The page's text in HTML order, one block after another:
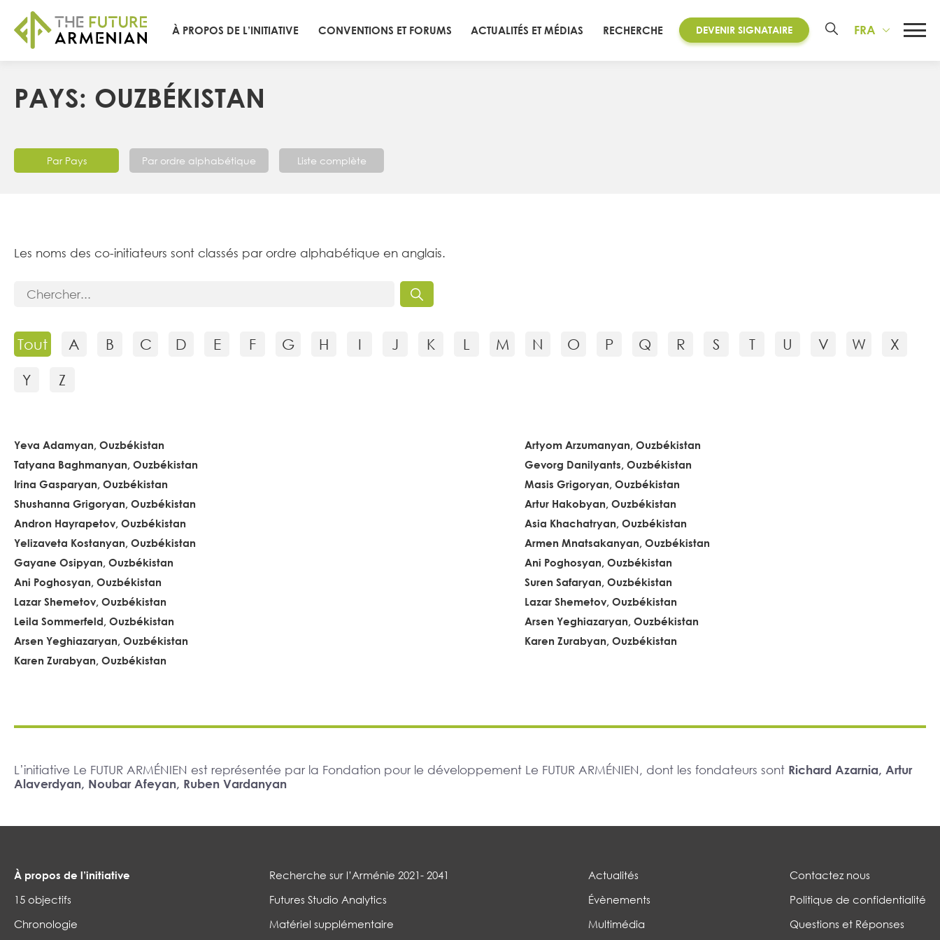
À PROPOS DE L’INITIATIVE CONVENTIONS ET FORUMS ACTUALITÉS ET MÉDIAS RECHERCHE DEVENIR SIGNATAIRE FRA
PAYS: OUZBÉKISTAN
Par Pays Par ordre alphabétique Liste complète
Les noms des co-initiateurs sont classés par ordre alphabétique en anglais.
Tout A B C D E F G H I J K L M N O P Q R S T U V W
X
Y
Z
Yeva Adamyan, Ouzbékistan
Artyom Arzumanyan, Ouzbékistan
Tatyana Baghmanyan, Ouzbékistan
Gevorg Danilyants, Ouzbékistan
Irina Gasparyan, Ouzbékistan
Masis Grigoryan, Ouzbékistan
Shushanna Grigoryan, Ouzbékistan
Artur Hakobyan, Ouzbékistan
Andron Hayrapetov, Ouzbékistan
Asia Khachatryan, Ouzbékistan
Yelizaveta Kostanyan, Ouzbékistan
Armen Mnatsakanyan, Ouzbékistan
Gayane Osipyan, Ouzbékistan
Ani Poghosyan, Ouzbékistan
Ani Poghosyan, Ouzbékistan
Suren Safaryan, Ouzbékistan
Lazar Shemetov, Ouzbékistan
Lazar Shemetov, Ouzbékistan
Leila Sommerfeld, Ouzbékistan
Arsen Yeghiazaryan, Ouzbékistan
Arsen Yeghiazaryan, Ouzbékistan
Karen Zurabyan, Ouzbékistan
Karen Zurabyan, Ouzbékistan
L’initiative Le FUTUR ARMÉNIEN est représentée par la Fondation pour le développement Le FUTUR ARMÉNIEN, dont les fondateurs sont Richard Azarnia, Artur
Alaverdyan, Noubar Afeyan, Ruben Vardanyan
À propos de l’initiative
15 objectifs
Chronologie
Recherche sur l’Arménie 2021- 2041
Futures Studio Analytics
Matériel supplémentaire
Actualités
Évènements
Multimédia
Contactez nous
Politique de confidentialité
Questions et Réponses